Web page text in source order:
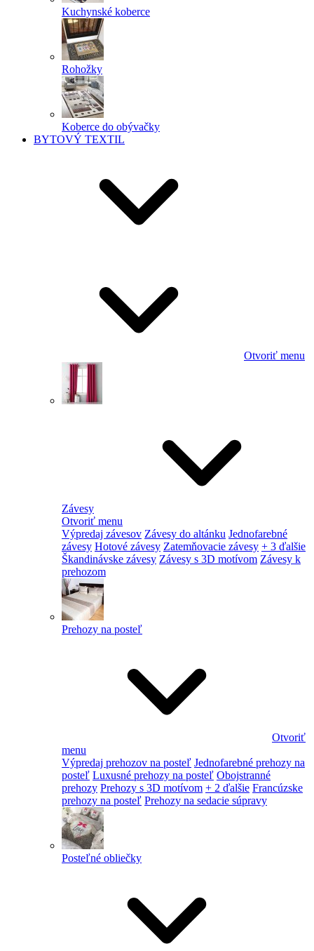
Kuchynské koberce
Rohožky
Koberce do obývačky
BYTOVÝ TEXTIL
Otvoriť menu
Závesy
Otvoriť menu
Výpredaj závesov Závesy do altánku Jednofarebné
závesy Hotové závesy Zatemňovacie závesy + 3 ďalšie
Škandinávske závesy Závesy s 3D motívom Závesy k
prehozom
Prehozy na posteľ
Otvoriť
menu
Výpredaj prehozov na posteľ Jednofarebné prehozy na
posteľ Luxusné prehozy na posteľ Obojstranné
prehozy Prehozy s 3D motívom + 2 ďalšie Francúzske
prehozy na posteľ Prehozy na sedacie súpravy
Posteľné obliečky